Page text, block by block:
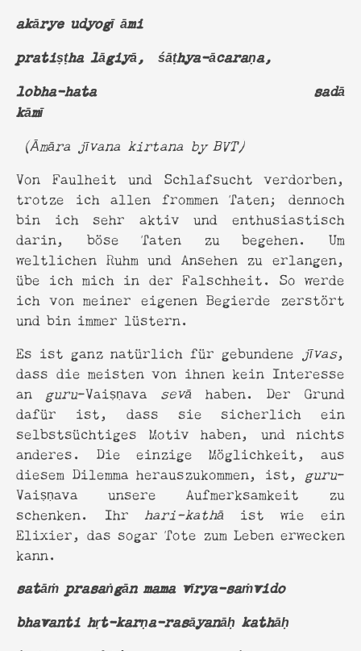
akārye udyogī āmi
pratiṣṭha lāgiyā, śāṭhya-ācaraṇa,
lobha-hata sadā
kāmī
(Āmāra jīvana kirtana by BVT)
Von Faulheit und Schlafsucht verdorben,
trotze ich allen frommen Taten; dennoch
bin ich sehr aktiv und enthusiastisch
darin, böse Taten zu begehen. Um
weltlichen Ruhm und Ansehen zu erlangen,
übe ich mich in der Falschheit. So werde
ich von meiner eigenen Begierde zerstört
und bin immer lüstern.
Es ist ganz natürlich für gebundene jīvas,
dass die meisten von ihnen kein Interesse
an guru-Vaiṣṇava sevāhaben. Der Grund
dafür ist, dass sie sicherlich ein
selbstsüchtiges Motiv haben, und nichts
anderes. Die einzige Möglichkeit, aus
diesem Dilemma herauszukommen, ist, guru-
Vaiṣṇava unsere Aufmerksamkeit zu
schenken. Ihr hari-kathāist wie ein
Elixier, das sogar Tote zum Leben erwecken
kann.
satāṁ prasaṅgān mama vīrya-saṁvido
bhavanti hṛt-karṇa-rasāyanāḥ kathāḥ